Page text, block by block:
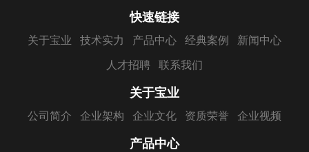
快速链接
关于宝业 技术实力 产品中心 经典案例 新闻中心
人才招聘 联系我们
关于宝业
公司简介 企业架构 企业文化 资质荣誉 企业视频
产品中心